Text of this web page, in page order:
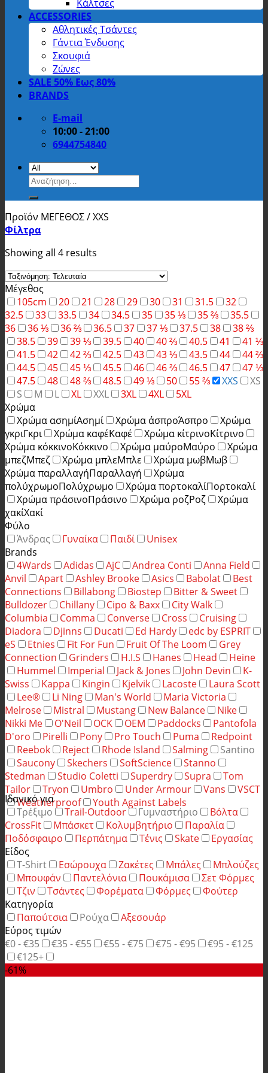
Κάλτσες
ACCESSORIES
Αθλητικές Τσάντες
Γάντια Ένδυσης
Σκουφιά
Ζώνες
SALE 50% Εως 80%
BRANDS
E-mail
10:00 - 21:00
6944754840
Αναζήτηση
για:
Προϊόν ΜΕΓΕΘΟΣ/XXS
Φίλτρα
Showing all 4 results
Μέγεθος
105cm
20 21 28 29 30 31 31.5
32
32.5
33 33.5 34 34.5 35 35 ⅓ 35 ⅔
35.5
36
36 ⅓ 36 ⅔ 36.5 37 37 ⅓ 37.5 38
38 ⅔
38.5
39 39 ⅓ 39.5 40 40 ⅔ 40.5 41
41 ⅓
41.5
42 42 ⅔ 42.5 43 43 ⅓ 43.5 44
44 ⅔
44.5
45 45 ⅓ 45.5 46 46 ⅔ 46.5 47
47 ⅓
47.5
48 48 ⅔ 48.5 49 ⅓ 50 55 ⅔ XXS
XS
S
M L XL XXL 3XL 4XL
5XL
Χρώμα
Χρώμα ασημίΑσημί Χρώμα άσπροΆσπρο
Χρώμα
γκριΓκρι Χρώμα καφέΚαφέ Χρώμα κίτρινοΚίτρινο
Χρώμα κόκκινοΚόκκινο Χρώμα μαύροΜαύρο
Χρώμα
μπεζΜπεζ Χρώμα μπλεΜπλε Χρώμα μωβΜωβ
Χρώμα παραλλαγήΠαραλλαγή
Χρώμα
πολύχρωμοΠολύχρωμο Χρώμα πορτοκαλίΠορτοκαλί
Χρώμα πράσινοΠράσινο Χρώμα ροζΡοζ
Χρώμα
χακίΧακί
Φύλο
Άνδρας
Γυναίκα Παιδί
Unisex
Brands
4Wards
Adidas AjC Andrea Conti
Anna Field
Anvil
Apart Ashley Brooke Asics Babolat
Best
Connections
Billabong Biostep
Bitter & Sweet
Bulldozer
Chillany Cipo & Baxx
City Walk
Columbia
Comma Converse Cross
Cruising
Diadora
Djinns Ducati Ed Hardy
edc by ESPRIT
eS
Etnies Fit For Fun Fruit Of The Loom
Grey
Connection
Grinders H.I.S Hanes Head
Heine
Hummel
Imperial Jack & Jones John Devin
K-
Swiss
Kappa Kingin Kjelvik Lacoste
Laura Scott
Lee®
Li Ning Man's World
Maria Victoria
Melrose
Mistral Mustang New Balance
Nike
Nikki Me
O'Neil OCK OEM Paddocks
Pantofola
D'oro
Pirelli Pony Pro Touch Puma
Redpoint
Reebok
Reject Rhode Island Salming
Santino
Saucony
Skechers SoftScience
Stanno
Stedman
Studio Coletti Superdry Supra
Tom
Tailor
Tryon Umbro Under Armour Vans
VSCT
Weatherproof
Youth Against Labels
Ιδανικό για
Τρέξιμο
Trail-Outdoor Γυμναστήριο
Βόλτα
CrossFit
Μπάσκετ Κολυμβητήριο
Παραλία
Ποδόσφαιρο
Περπάτημα Τένις Skate
Εργασίας
Είδος
T-Shirt
Εσώρουχα Ζακέτες Μπάλες
Μπλούζες
Μπουφάν
Παντελόνια Πουκάμισα
Σετ Φόρμες
Τζιν
Τσάντες Φορέματα Φόρμες
Φούτερ
Κατηγορία
Παπούτσια
Ρούχα
Αξεσουάρ
Εύρος τιμών
€0 - €35
€35 - €55 €55 - €75 €75 - €95
€95 - €125
€125+
-61%